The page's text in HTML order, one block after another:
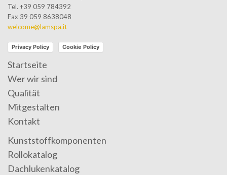
Tel. +39 059 784392
Fax 39 059 8638048
welcome@lamspa.it
Privacy Policy Cookie Policy
Startseite
Wer wir sind
Qualität
Mitgestalten
Kontakt
Kunststoffkomponenten
Rollokatalog
Dachlukenkatalog